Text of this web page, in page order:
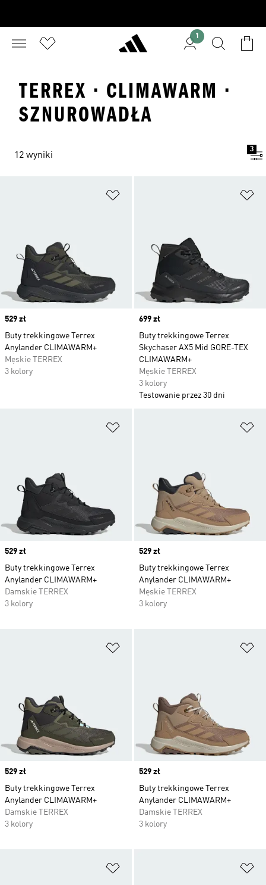
1
TERREX · CLIMAWARM ·
SZNUROWADŁA
12 wyniki
3
Price
529 zł
Buty trekkingowe Terrex
Anylander CLIMAWARM+
Męskie TERREX
3 kolory
Price
699 zł
Buty trekkingowe Terrex
Skychaser AX5 Mid GORE-TEX
CLIMAWARM+
Męskie TERREX
3 kolory
Testowanie przez 30 dni
Price
529 zł
Buty trekkingowe Terrex
Anylander CLIMAWARM+
Damskie TERREX
3 kolory
Price
529 zł
Buty trekkingowe Terrex
Anylander CLIMAWARM+
Męskie TERREX
3 kolory
Price
529 zł
Buty trekkingowe Terrex
Anylander CLIMAWARM+
Damskie TERREX
3 kolory
Price
529 zł
Buty trekkingowe Terrex
Anylander CLIMAWARM+
Damskie TERREX
3 kolory